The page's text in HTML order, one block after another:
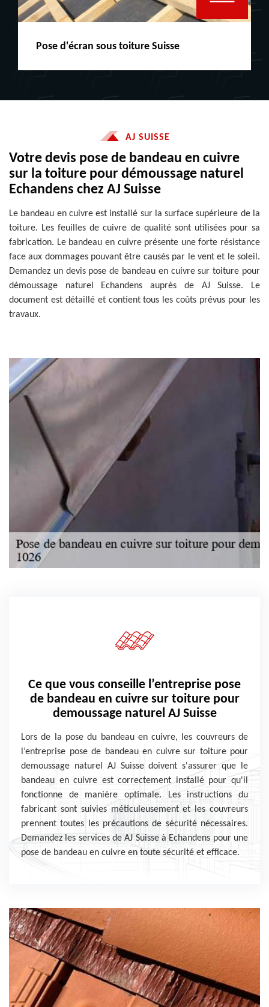
Peinture boiserie LE
AJ SUISSE
Votre devis pose de bandeau en cuivre
sur la toiture pour démoussage naturel
Echandens chez AJ Suisse
Le bandeau en cuivre est installé sur la surface supérieure de la
toiture. Les feuilles de cuivre de qualité sont utilisées pour sa
fabrication. Le bandeau en cuivre présente une forte résistance
face aux dommages pouvant être causés par le vent et le soleil.
Demandez un devis pose de bandeau en cuivre sur toiture pour
démoussage naturel Echandens auprès de AJ Suisse. Le
document est détaillé et contient tous les coûts prévus pour les
travaux.
Ce que vous conseille l’entreprise pose
de bandeau en cuivre sur toiture pour
demoussage naturel AJ Suisse
Lors de la pose du bandeau en cuivre, les couvreurs de
l’entreprise pose de bandeau en cuivre sur toiture pour
demoussage naturel AJ Suisse doivent s'assurer que le
bandeau en cuivre est correctement installé pour qu'il
fonctionne de manière optimale. Les instructions du
fabricant sont suivies méticuleusement et les couvreurs
prennent toutes les précautions de sécurité nécessaires.
Demandez les services de AJ Suisse à Echandens pour une
pose de bandeau en cuivre en toute sécurité et efficace.